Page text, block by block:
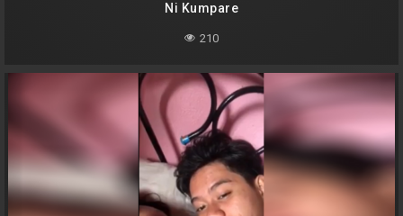
Ni Kumpare
210